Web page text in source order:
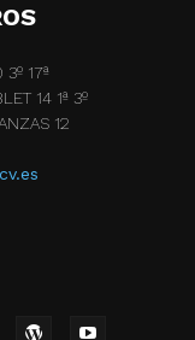
3º 17ª
14 1ª 3º
12